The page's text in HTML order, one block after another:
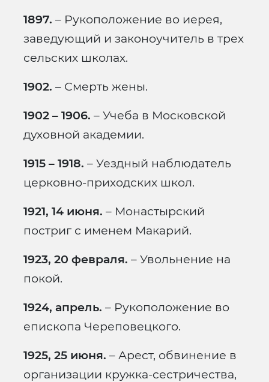
1897. – Рукоположение во иерея,
заведующий и законоучитель в трех
сельских школах.
1902. – Смерть жены.
1902 – 1906. – Учеба в Московской
духовной академии.
1915 – 1918. – Уездный наблюдатель
церковно-приходских школ.
1921, 14 июня. – Монастырский
постриг с именем Макарий.
1923, 20 февраля. – Увольнение на
покой.
1924, апрель. – Рукоположение во
епископа Череповецкого.
1925, 25 июня. – Арест, обвинение в
организации кружка-сестричества,